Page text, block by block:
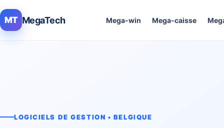
MT MegaTech Mega-win Mega-caisse
LOGICIELS DE GESTION • BELGIQUE